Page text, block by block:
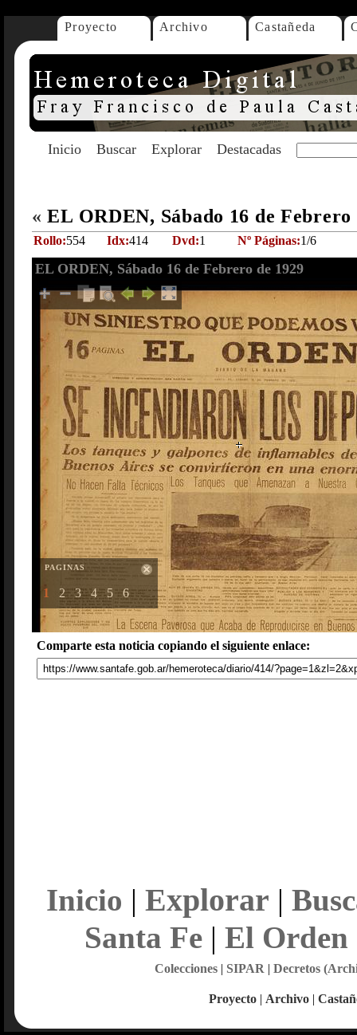
Proyecto Archivo Castañeda
Inicio Buscar Explorar Destacadas
« EL ORDEN, Sábado 16 de
Rollo:554 Idx:414 Dvd:1 Nº Páginas:1/6
EL ORDEN, Sábado 16 de Febrero de 1929
PAGINAS
1 2 3 4 5 6
Comparte esta noticia copiando el siguiente enlace:
Inicio | Explorar |
Santa Fe| El Orden
Colecciones| SIPAR | Decretos
Proyecto | Archivo |